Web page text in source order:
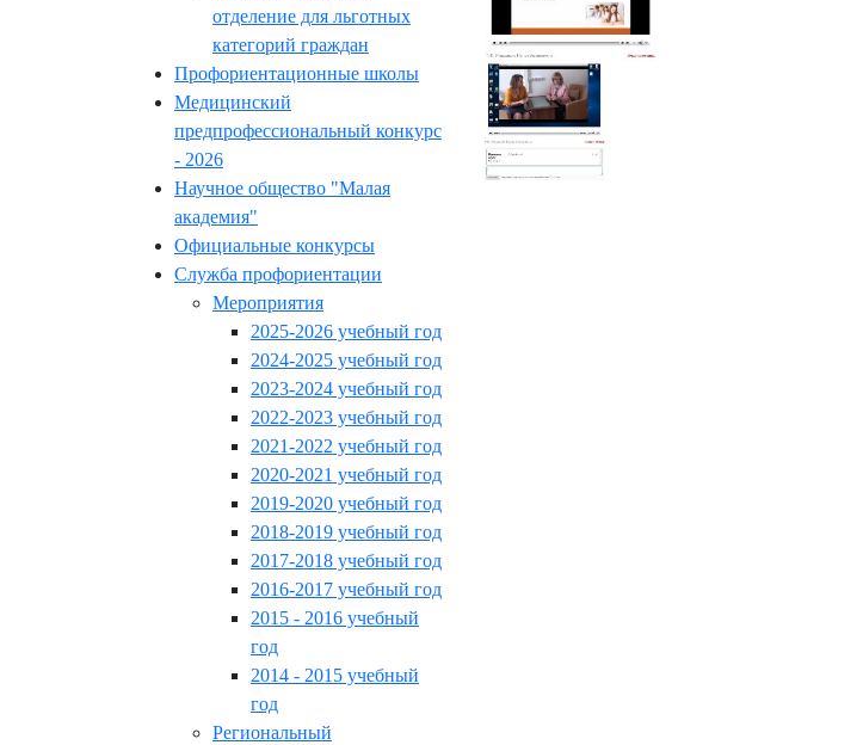
отделение для льготных
категорий граждан
Профориентационные школы
Медицинский
предпрофессиональный конкурс
- 2026
Научное общество "Малая
академия"
Официальные конкурсы
Служба профориентации
Мероприятия
2025-2026 учебный год
2024-2025 учебный год
2023-2024 учебный год
2022-2023 учебный год
2021-2022 учебный год
2020-2021 учебный год
2019-2020 учебный год
2018-2019 учебный год
2017-2018 учебный год
2016-2017 учебный год
2015 - 2016 учебный
год
2014 - 2015 учебный
год
Региональный